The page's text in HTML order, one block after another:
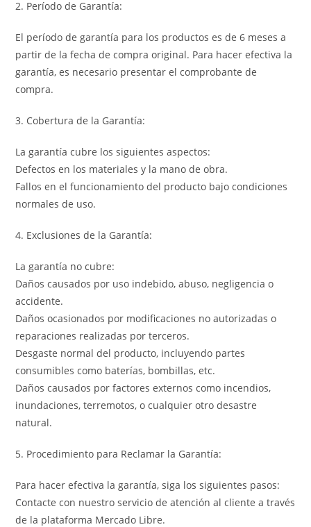
2. Período de Garantía:
El período de garantía para los productos es de 6 meses a
partir de la fecha de compra original. Para hacer efectiva la
garantía, es necesario presentar el comprobante de
compra.
3. Cobertura de la Garantía:
La garantía cubre los siguientes aspectos:
Defectos en los materiales y la mano de obra.
Fallos en el funcionamiento del producto bajo condiciones
normales de uso.
4. Exclusiones de la Garantía:
La garantía no cubre:
Daños causados por uso indebido, abuso, negligencia o
accidente.
Daños ocasionados por modificaciones no autorizadas o
reparaciones realizadas por terceros.
Desgaste normal del producto, incluyendo partes
consumibles como baterías, bombillas, etc.
Daños causados por factores externos como incendios,
inundaciones, terremotos, o cualquier otro desastre
natural.
5. Procedimiento para Reclamar la Garantía:
Para hacer efectiva la garantía, siga los siguientes pasos:
Contacte con nuestro servicio de atención al cliente a través
de la plataforma Mercado Libre.